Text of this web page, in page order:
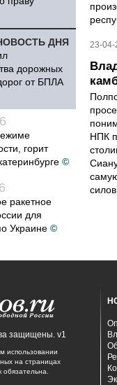
ДНЯ
дорожных
от БПЛА
горит
©
ракетное
для
Украине ©
23-04-
НПК
защищены. v1
использовании
на страницах
обязательна.